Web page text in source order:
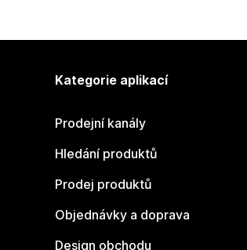
Kategorie aplikací
Prodejní kanály
Hledání produktů
Prodej produktů
Objednávky a doprava
Design obchodu